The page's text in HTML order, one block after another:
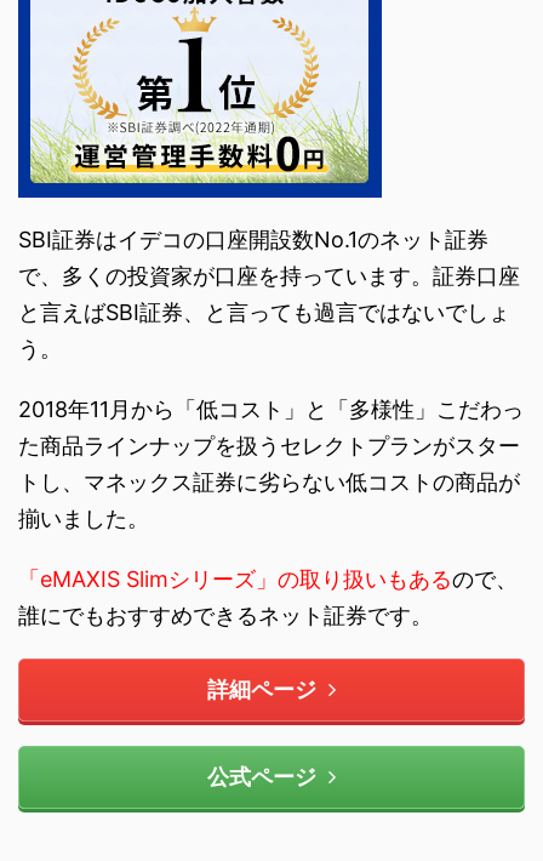
SBI証券はイデコの口座開設数No.1のネット証券
で、多くの投資家が口座を持っています。証券口座
と言えばSBI証券、と言っても過言ではないでしょ
う。
2018年11月から「低コスト」と「多様性」こだわっ
た商品ラインナップを扱うセレクトプランがスター
トし、マネックス証券に劣らない低コストの商品が
揃いました。
「eMAXIS Slimシリーズ」の取り扱いもあるので、
誰にでもおすすめできるネット証券です。
詳細ページ
公式ページ